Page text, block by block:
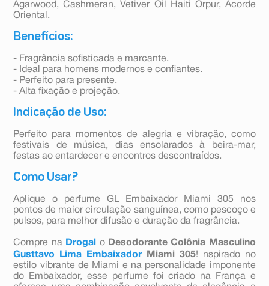
Agarwood, Cashmeran, Vetiver Oil Haiti Orpur, Acorde
Oriental.
Benefícios:
- Fragrância sofisticada e marcante.
- Ideal para homens modernos e confiantes.
- Perfeito para presente.
- Alta fixação e projeção.
Indicação de Uso:
Perfeito para momentos de alegria e vibração, como
festivais de música, dias ensolarados à beira-mar,
festas ao entardecer e encontros descontraídos.
Como Usar?
Aplique o perfume GL Embaixador Miami 305 nos
pontos de maior circulação sanguínea, como pescoço e
pulsos, para melhor difusão e duração da fragrância.
Compre na Drogal o Desodorante Colônia Masculino
Gusttavo Lima Embaixador
Miami 305! nspirado no
estilo vibrante de Miami e na personalidade imponente
do Embaixador, esse perfume foi criado na França e